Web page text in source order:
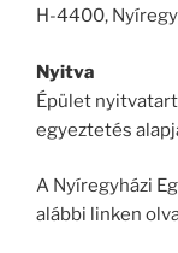
H-4400,
Nyitva
Épület
egyeztetés
A Nyíregyházi
alábbi linken